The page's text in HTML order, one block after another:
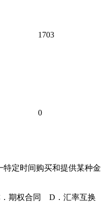
1703
0
特定时间购买和提供某种金
期权合同 D．汇率互换